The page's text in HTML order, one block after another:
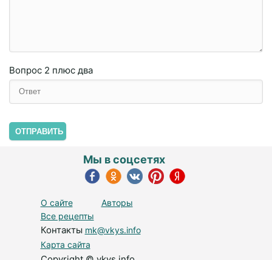
Вопрос 2 плюc двa
ОТПРАВИТЬ
О сайте
Авторы
Все рецепты
Контакты mk@vkys.info
Карта сайта
Мы в соцсетях